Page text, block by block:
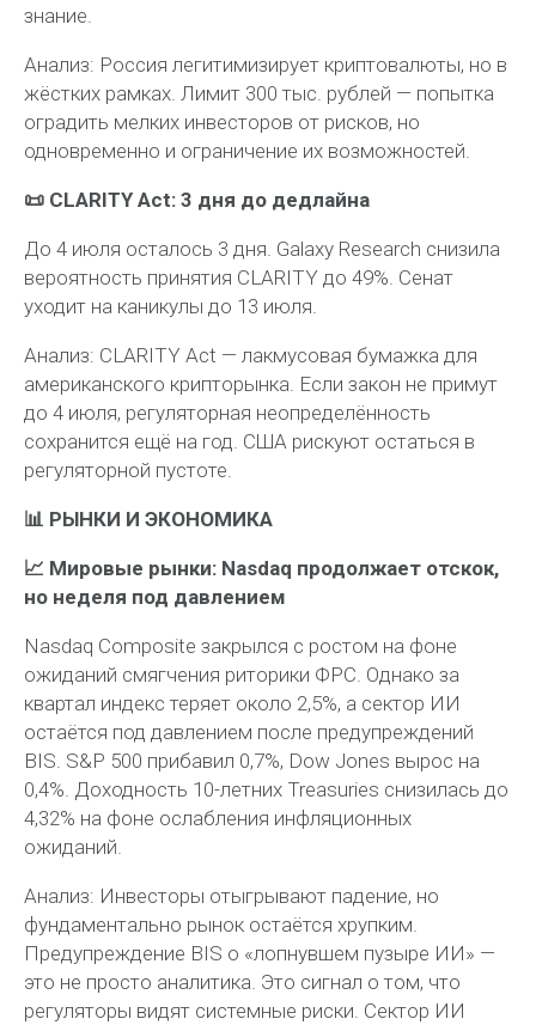
знание.
Анализ: Россия легитимизирует криптовалюты, но в
жёстких рамках. Лимит 300 тыс. рублей — попытка
оградить мелких инвесторов от рисков, но
одновременно и ограничение их возможностей.
📜 CLARITY Act: 3 дня до дедлайна
До 4 июля осталось 3 дня. Galaxy Research снизила
вероятность принятия CLARITY до 49%. Сенат
уходит на каникулы до 13 июля.
Анализ: CLARITY Act — лакмусовая бумажка для
американского крипторынка. Если закон не примут
до 4 июля, регуляторная неопределённость
сохранится ещё на год. США рискуют остаться в
регуляторной пустоте.
📊 РЫНКИ И ЭКОНОМИКА
📈 Мировые рынки: Nasdaq продолжает отскок,
но неделя под давлением
Nasdaq Composite закрылся с ростом на фоне
ожиданий смягчения риторики ФРС. Однако за
квартал индекс теряет около 2,5%, а сектор ИИ
остаётся под давлением после предупреждений
BIS. S&P 500 прибавил 0,7%, Dow Jones вырос на
0,4%. Доходность 10-летних Treasuries снизилась до
4,32% на фоне ослабления инфляционных
ожиданий.
Анализ: Инвесторы отыгрывают падение, но
фундаментально рынок остаётся хрупким.
Предупреждение BIS о «лопнувшем пузыре ИИ» —
это не просто аналитика. Это сигнал о том, что
регуляторы видят системные риски. Сектор ИИ